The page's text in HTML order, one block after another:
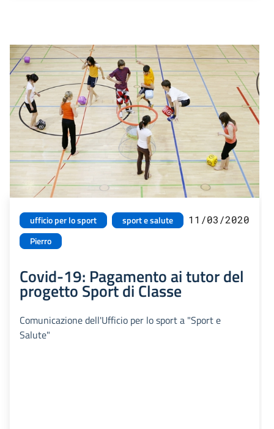
ufficio per lo sport
sport e salute
Pierro
11/03/2020
Covid-19: Pagamento ai tutor del
progetto Sport di Classe
Comunicazione dell'Ufficio per lo sport a "Sport e
Salute"